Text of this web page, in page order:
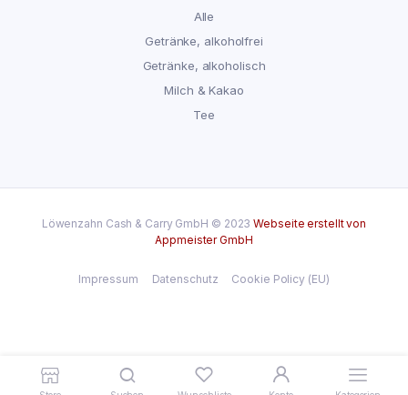
Alle
Getränke, alkoholfrei
Getränke, alkoholisch
Milch & Kakao
Tee
Löwenzahn Cash & Carry GmbH © 2023Webseite erstellt von
Appmeister GmbH
Impressum Datenschutz Cookie Policy (EU)